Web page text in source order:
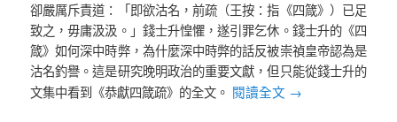
卻嚴厲斥責道：「即欲沽名，前疏（王按：指《四箴》）已足
致之，毋庸汲汲。」錢士升惶懼，遂引罪乞休。錢士升的《四
箴》如何深中時弊，為什麼深中時弊的話反被崇禎皇帝認為是
沽名釣譽。這是研究晚明政治的重要文獻，但只能從錢士升的
文集中看到《恭獻四箴疏》的全文。 閱讀全文 →